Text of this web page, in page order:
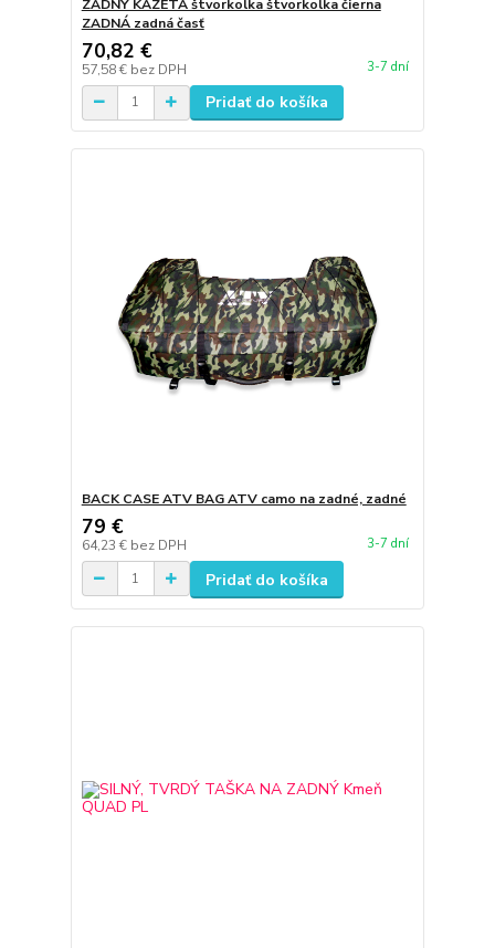
ZADNÝ KAZETA štvorkolka štvorkolka čierna
ZADNÁ zadná časť
70,82 €
57,58 € bez DPH 3-7 dní
Pridať do košíka
BACK CASE ATV BAG ATV camo na zadné, zadné
79 €
64,23 € bez DPH 3-7 dní
Pridať do košíka